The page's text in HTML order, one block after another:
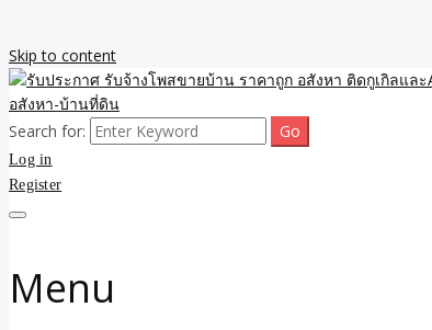
Skip to content
รับประกาศ รับจ้างโพส
รับจ้าง โพสอสังหา
รับจ้างโพสขายบ้าน ราคาถูก ประกาศ ขายอสังหา โฆษณา ไม่
Search for:
Log in
Register
Menu